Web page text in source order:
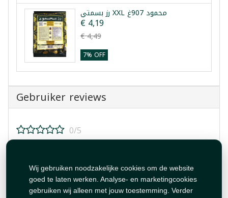
Wij gebruiken noodzakelijke cookies om de website
goed te laten werken. Analyse- en marketingcookies
gebruiken wij alleen met jouw toestemming. Verder
رز بسمتي XXL محمود 907غ
€ 4,19
€ 4,49
7% OFF
Gebruiker reviews
0/5